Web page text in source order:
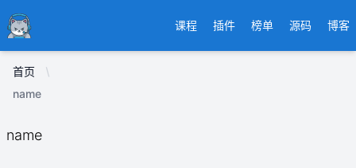
Ducafecat 课程 插件 榜单 源码 博客
首页
name
name